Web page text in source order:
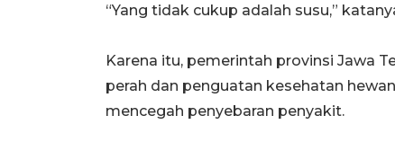
“Yang tidak cukup adalah susu,”
Karena itu, pemerintah provinsi Jawa
perah dan penguatan kesehatan
mencegah penyebaran penyakit.